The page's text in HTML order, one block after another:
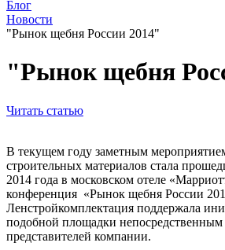
Блог
Новости
"Рынок щебня России 2014"
"Рынок щебня
Читать статью
В текущем году заметным
строительных материалов стала
2014 года в московском отеле
конференция «Рынок щебня России
Ленстройкомплектация поддержала
подобной площадки непосредственным
представителей компании.